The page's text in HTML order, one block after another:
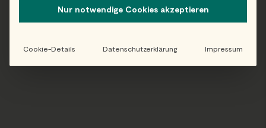
Folge uns auf Instagram!
Nur notwendige Cookies akzeptieren
Cookie-Details Datenschutzerklärung Impressum